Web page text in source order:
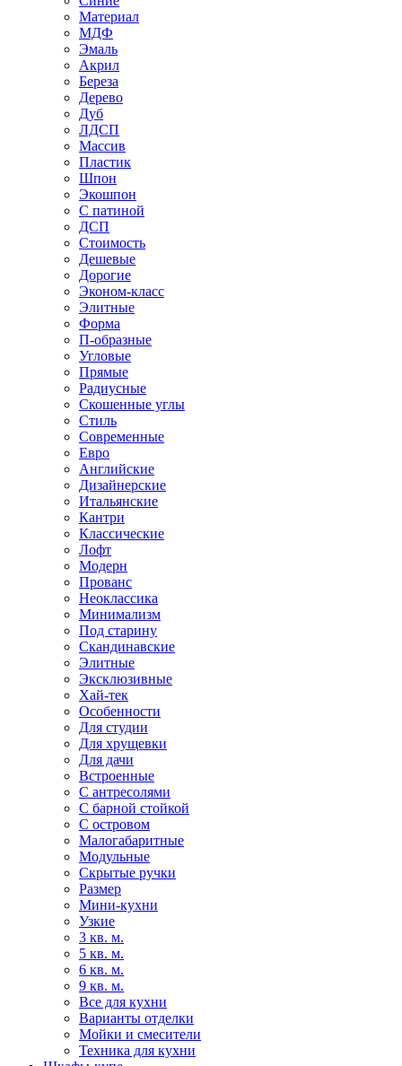
Материал
МДФ
Эмаль
Акрил
Береза
Дерево
Дуб
ЛДСП
Массив
Пластик
Шпон
Экошпон
С патиной
ДСП
Стоимость
Дешевые
Дорогие
Эконом-класс
Элитные
Форма
П-образные
Угловые
Прямые
Радиусные
Скошенные углы
Стиль
Современные
Евро
Английские
Дизайнерские
Итальянские
Кантри
Классические
Лофт
Модерн
Прованс
Неоклассика
Минимализм
Под старину
Скандинавские
Элитные
Эксклюзивные
Хай-тек
Особенности
Для студии
Для хрущевки
Для дачи
Встроенные
С антресолями
С барной стойкой
С островом
Малогабаритные
Модульные
Скрытые ручки
Размер
Мини-кухни
Узкие
3 кв. м.
5 кв. м.
6 кв. м.
9 кв. м.
Все для кухни
Варианты отделки
Мойки и смесители
Техника для кухни